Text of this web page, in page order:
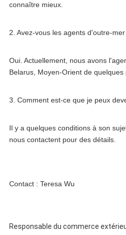
connaître mieux.
2. Avez-vous les agents d'outre-
Oui. Actuellement, nous avons
Belarus, Moyen-Orient de
3. Comment est-ce que je peux
Il y a quelques conditions à son
nous contactent pour des détails.
Contact : Teresa Wu
Responsable du commerce